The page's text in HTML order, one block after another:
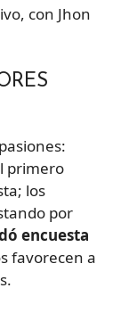
con Jhon
primero
los
por
encuesta
favorecen a